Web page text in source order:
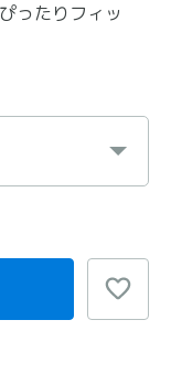
ったりフィッ